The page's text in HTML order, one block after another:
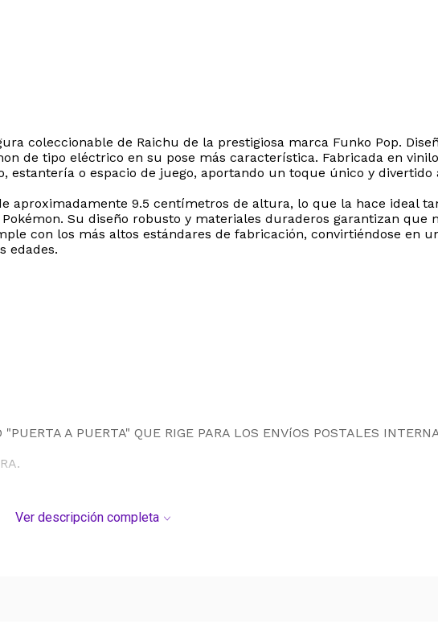
coleccionable de Raichu de la prestigiosa marca Funko Pop.
de tipo eléctrico en su pose más característica. Fabricada en
o espacio de juego, aportando un toque único y
aproximadamente 9.5 centímetros de altura, lo que la hace ideal
Su diseño robusto y materiales duraderos garantizan que
con los más altos estándares de fabricación, convirtiéndose en
edades.
A PUERTA" QUE RIGE PARA LOS ENVíOS POSTALES
Ver descripción completa